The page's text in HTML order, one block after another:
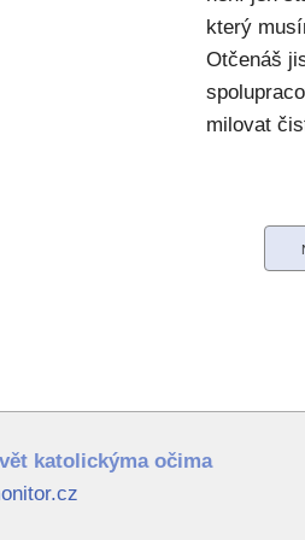
který
Otčenáš
milovat
katolickýma očima